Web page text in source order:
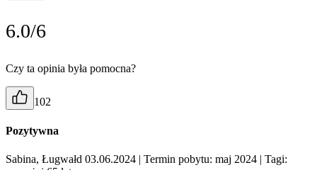
6.0/6
Czy ta opinia była pomocna?
102
Pozytywna
Sabina, Ługwałd 03.06.2024 | Termin pobytu: maj 2024 | Tagi: